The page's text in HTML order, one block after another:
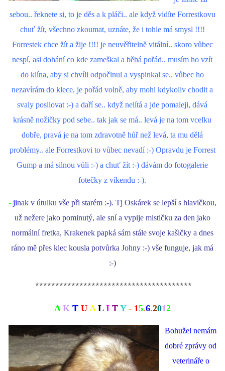
sebou.. řeknete si, to je děs a k pláči.. ale když vidíte Forrestkovu
chuť žít, všechno zkoumat, uznáte, že i tohle má smysl !!!!
Forrestek chce žít a žije !!!! je neuvěřitelně vitální.. skoro vůbec
nespí, asi dohání co kde zameškal a běhá pořád.. musím ho vzít
do klína, aby si chvíli odpočinul a vyspinkal se.. vůbec ho
nezavírám do klece, je pořád volně, aby mohl kdykoliv chodit a
svaly posilovat :-) a daří se.. když nelítá a jde pomaleji, dává
krásně nožičky pod sebe.. tak jak se má.. levá je na tom vcelku
dobře, pravá je na tom zdravotně hůř než levá, ta mu dělá
problémy.. ale Forrestkovi to vůbec nevadí :-) Opravdu je Forrest
Gump a má silnou vůli :-) a chuť žít :-) dávám do fotogalerie
fotečky z víkendu :-).
-jinak v útulku vše při starém :-). Tj Oskárek se lepší s hlavičkou,
už nežere jako pominutý, ale sní a vypije mističku za den jako
normální fretka, Krakenek papká sám stále svoje kašičky a dnes
ráno mě přes klec kousla potvůrka Johny :-) vše funguje, jak má
:-)
***************************************
AK T U A L I T Y- 15.6.2012
Bohužel nemám
dobré zprávy od
veterináře o